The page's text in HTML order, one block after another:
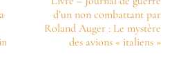
d’un non combattant par
Roland Auger : Le mystère
des avions « italiens »